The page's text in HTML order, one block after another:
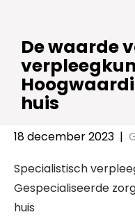
De waarde
huis
18 december 2023 |
Specialistisch
Gespecialiseerde
huis